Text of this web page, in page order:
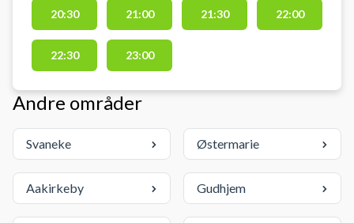
uge 43 frem til 1 april. Skal din
padel tennis bane være indendørs
byder Match Padel i Rønne også
på i alt 5 indendørs padel tennis
20:30 21:00 21:30 22:00
22:30 23:00
Andre områder
Svaneke Østermarie
Aakirkeby Gudhjem